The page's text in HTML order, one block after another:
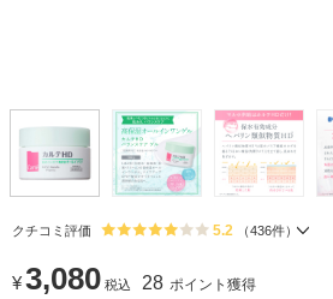
クチコミ評価 5.2 （436件）
¥3,080 税込 28 ポイント獲得